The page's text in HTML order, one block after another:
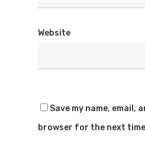
Website
Save my name, email,
browser for the next